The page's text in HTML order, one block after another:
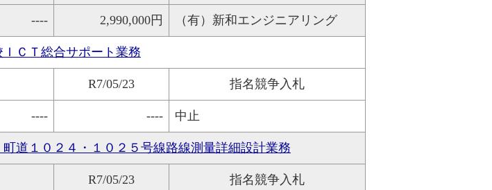
---- 2,990,000円 （有）新和エンジニアリング
ＣＴ総合サポート業務
R7/05/23 指名競争入札
---- ---- 中止
１０２４・１０２５号線路線測量詳細設計業務
R7/05/23 指名競争入札